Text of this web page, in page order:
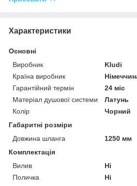
Характеристики
Основні
Виробник
Kludi
Країна виробник
Гарантійний термін
24 міс
Матеріал душової системи
Латунь
Колір
Чорний
Габаритні розміри
Довжина шланга
1250 мм
Комплектація
Вилив
Ні
Поличка
Ні